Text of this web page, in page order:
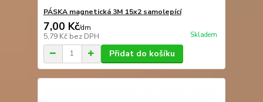
PÁSKA magnetická 3M 15x2 samolepící
7,00 Kč/dm
5,79 Kč bez DPH Skladem
Přidat do košíku